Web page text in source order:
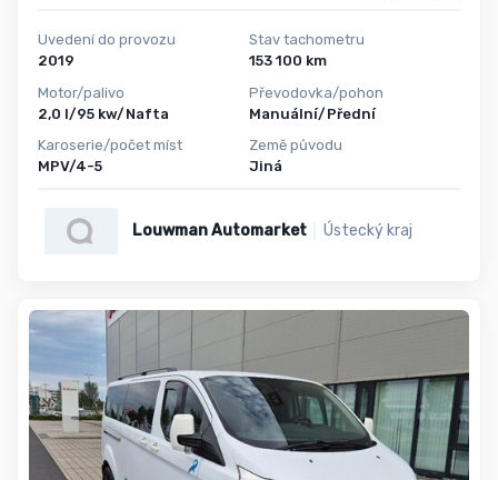
Uvedení do provozu
2019
Motor/palivo
2,0 l/95 kw/Nafta
Karoserie/počet míst
MPV/4-5
Stav tachometru
153 100 km
Převodovka/pohon
Manuální/Přední
Země původu
Jiná
Louwman Automarket Ústecký kraj